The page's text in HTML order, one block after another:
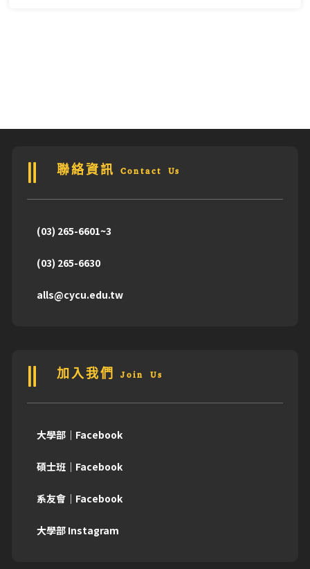
聯絡資訊 Contact Us
(03) 265-6601~3
(03) 265-6630
alls@cycu.edu.tw
加入我們 Join Us
大學部｜Facebook
碩士班｜Facebook
系友會｜Facebook
大學部 Instagram